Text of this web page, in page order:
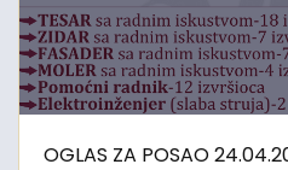
OGLAS ZA POSAO